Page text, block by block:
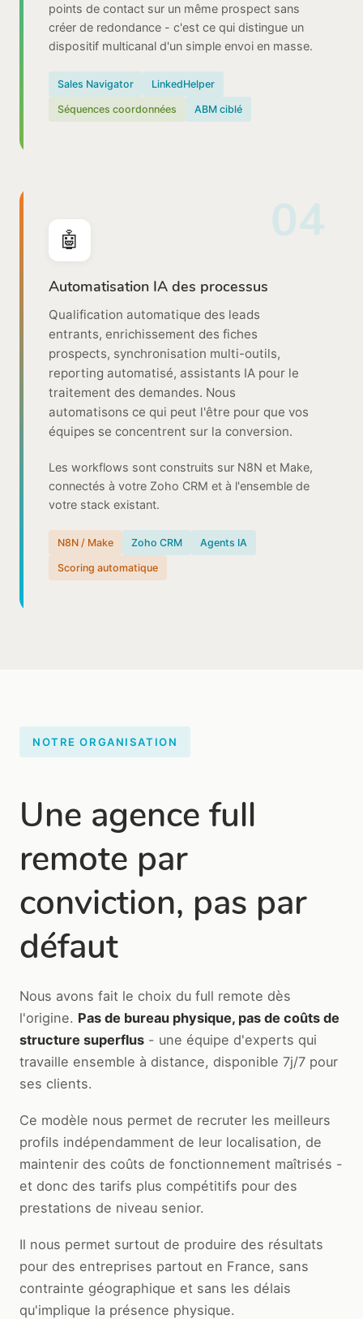
points de contact sur un même prospect sans
créer de redondance - c'est ce qui distingue un
dispositif multicanal d'un simple envoi en masse.
Sales Navigator LinkedHelper
Séquences coordonnées ABM ciblé
04
🤖
Automatisation IA des processus
Qualification automatique des leads
entrants, enrichissement des fiches
prospects, synchronisation multi-outils,
reporting automatisé, assistants IA pour le
traitement des demandes. Nous
automatisons ce qui peut l'être pour que vos
équipes se concentrent sur la conversion.
Les workflows sont construits sur N8N et Make,
connectés à votre Zoho CRM et à l'ensemble de
votre stack existant.
N8N / Make Zoho CRM Agents IA
Scoring automatique
NOTRE ORGANISATION
Une agence full
remote par
conviction, pas par
défaut
Nous avons fait le choix du full remote dès
l'origine. Pas de bureau physique, pas de coûts de
structure superflus - une équipe d'experts qui
travaille ensemble à distance, disponible 7j/7 pour
ses clients.
Ce modèle nous permet de recruter les meilleurs
profils indépendamment de leur localisation, de
maintenir des coûts de fonctionnement maîtrisés -
et donc des tarifs plus compétitifs pour des
prestations de niveau senior.
Il nous permet surtout de produire des résultats
pour des entreprises partout en France, sans
contrainte géographique et sans les délais
qu'implique la présence physique.